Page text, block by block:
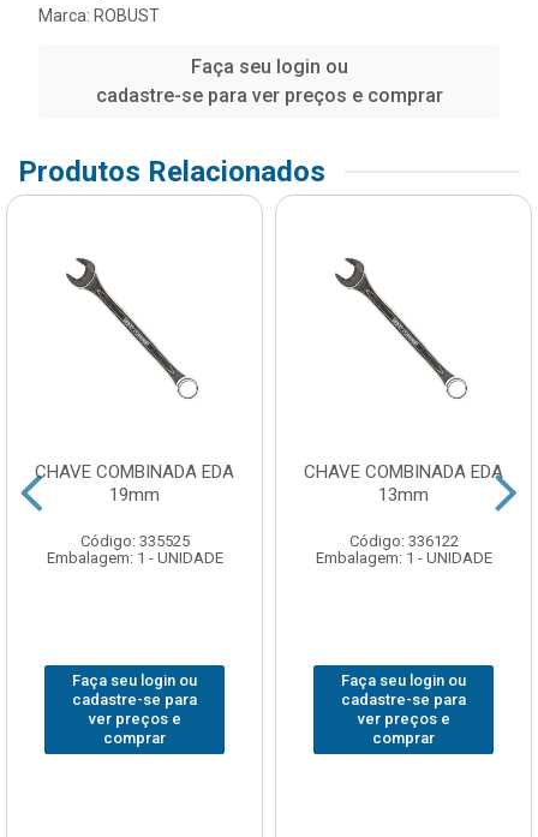
Marca: ROBUST
Faça seu login ou
cadastre-se para ver preços e comprar
Produtos Relacionados
CHAVE COMBINADA EDA
19mm
Código: 335525
Embalagem: 1 - UNIDADE
Faça seu login ou
cadastre-se para
ver preços e
comprar
CHAVE COMBINADA EDA
13mm
Código: 336122
Embalagem: 1 - UNIDADE
Faça seu login ou
cadastre-se para
ver preços e
comprar